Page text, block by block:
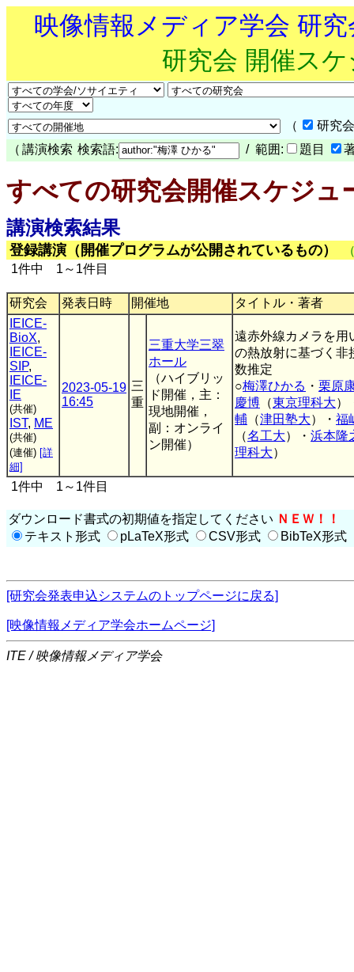
映像情報メディア学会 研
研究会 開催ス
（
研究
（ 講演検索 検索語: / 範囲: 題目
すべての研究会開催スケジュ
講演検索結果
登録講演（開催プログラムが公開されているもの）
1件中 1～1件目
研究会 発表日時 開催地
タイトル・著者
IEICE-
BioX,
IEICE-
SIP,
IEICE-
IE
(共催)
IST, ME
(共催)
(連催) [詳
細]
2023-05-19
16:45
三
重
三重大学三翠
ホール
（ハイブリッ
ド開催，主：
現地開催，
副：オンライ
ン開催）
遠赤外線カメラを用
の熱放射に基づく非
数推定
○梅澤ひかる ・ 栗原
慶博 （東京理科大）
輔 （津田塾大）・ 福
（名工大）・ 浜本隆
理科大）
1件中 1～1件目
ダウンロード書式の初期値を指定してください ＮＥＷ！！
テキスト形式
pLaTeX形式 CSV形式 BibTeX形式
[研究会発表申込システムのトップページに戻る]
[映像情報メディア学会ホームページ]
ITE / 映像情報メディア学会